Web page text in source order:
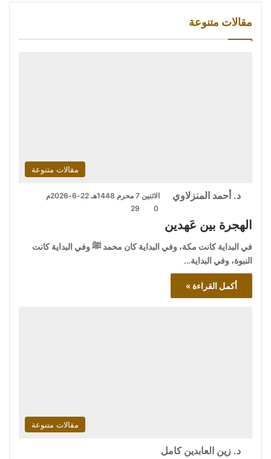
مقالات متنوعة
مقالات متنوعة
د. أحمد المنزلاوي
الاثنين 7 محرم 1448هـ 22-6-2026م
0
29
الهجرة بين عَهدين
في البداية كانت مكة، وفي البداية كان محمد ﷺ وفي البداية كانت
النبوة، وفي البداية…
أكمل القراءة »
مقالات متنوعة
د. زين العابدين كامل